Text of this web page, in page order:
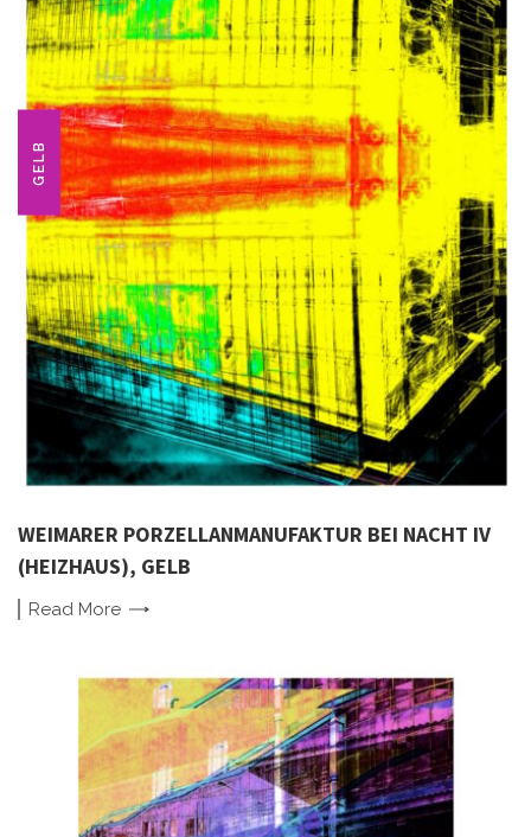
GELB
WEIMARER PORZELLANMANUFAKTUR BEI NACHT IV
(HEIZHAUS), GELB
Read More